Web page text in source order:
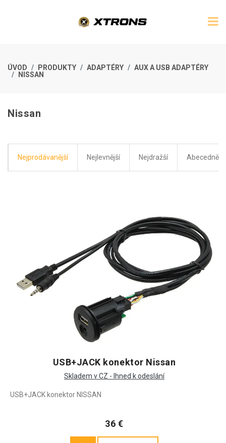
ÚVOD PRODUKTY ADAPTÉRY
AUX A USB ADAPTÉRY
NISSAN
Nissan
Nejprodávanější Nejlevnější Nejdražší Abecedně
USB+JACK konektor Nissan
Skladem v CZ - Ihned k odeslání
USB+JACK konektor NISSAN
36 €